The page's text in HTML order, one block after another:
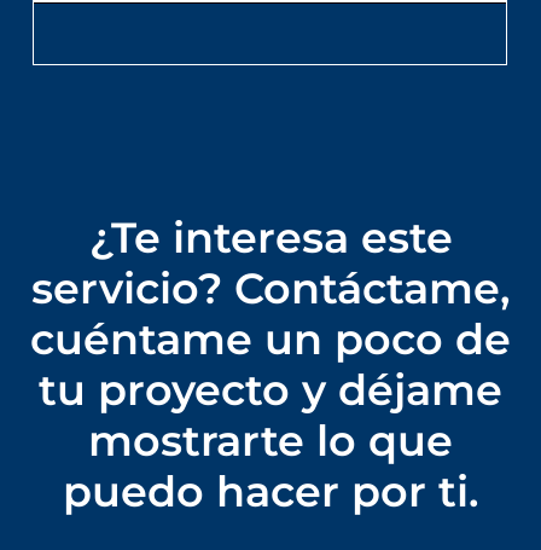
¿Te interesa este
servicio? Contáctame,
cuéntame un poco de
tu proyecto y déjame
mostrarte lo que
puedo hacer por ti.